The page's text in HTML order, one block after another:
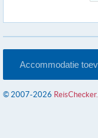
Accommodatie
© 2007-2026